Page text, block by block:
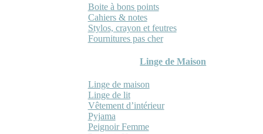
Boite à bons points
Cahiers & notes
Stylos, crayon et feutres
Fournitures pas cher
Linge de Maison
Linge de maison
Linge de lit
Vêtement d’intérieur
Pyjama
Peignoir Femme